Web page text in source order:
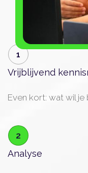
1
Vrijblijvend
Even kort: wat wil je
2
Analyse